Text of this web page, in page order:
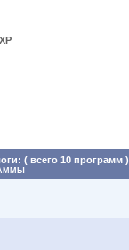
( всего 10 программ )